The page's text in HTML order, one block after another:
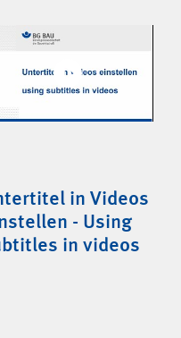
in Videos
- Using
in videos